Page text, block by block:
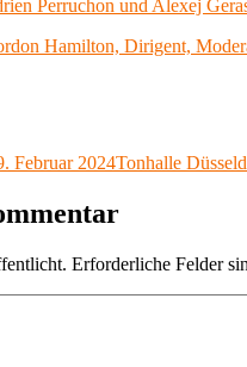
Perruchon und Alexej
Hamilton, Dirigent,
Februar 2024Kategorien
Tonhalle
Erforderliche Felder